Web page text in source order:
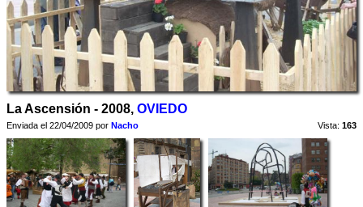
La Ascensión - 2008, OVIEDO
Enviada el 22/04/2009 por Nacho Vista: 163